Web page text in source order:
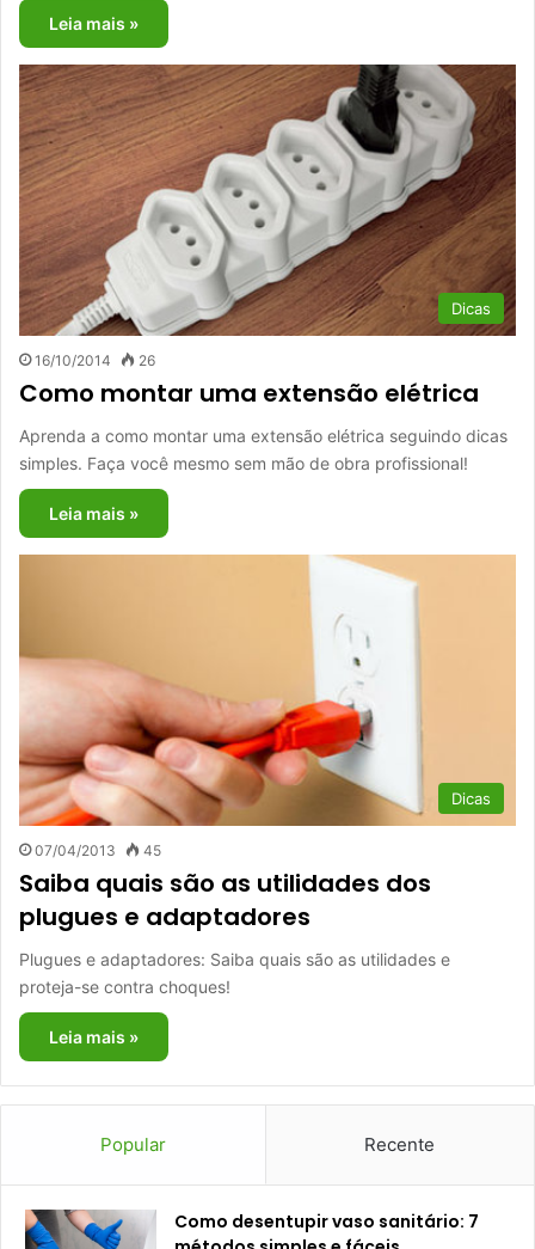
Leia mais »
Dicas
16/10/2014 26
Como montar uma extensão elétrica
Aprenda a como montar uma extensão elétrica seguindo dicas
simples. Faça você mesmo sem mão de obra profissional!
Leia mais »
Dicas
07/04/2013 45
Saiba quais são as utilidades dos
plugues e adaptadores
Plugues e adaptadores: Saiba quais são as utilidades e
proteja-se contra choques!
Leia mais »
Popular Recente
Como desentupir vaso sanitário: 7